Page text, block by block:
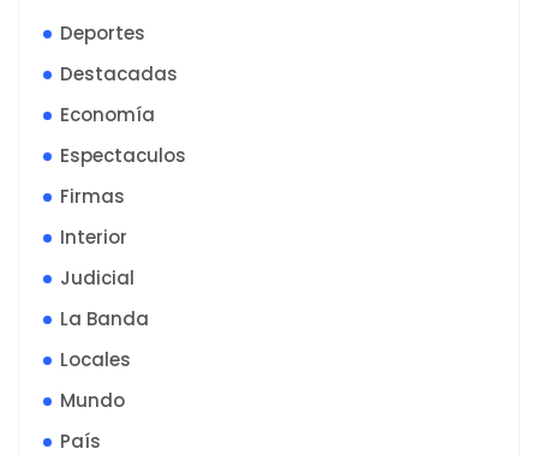
Deportes
Destacadas
Economía
Espectaculos
Firmas
Interior
Judicial
La Banda
Locales
Mundo
País